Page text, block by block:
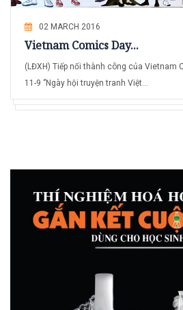
02 MARCH 2016
Vietnam Comics Day...
(LĐXH) Tiếp nối thành công của Vietnam
11-9 ‘’Ngày hội truyện tranh Việt...